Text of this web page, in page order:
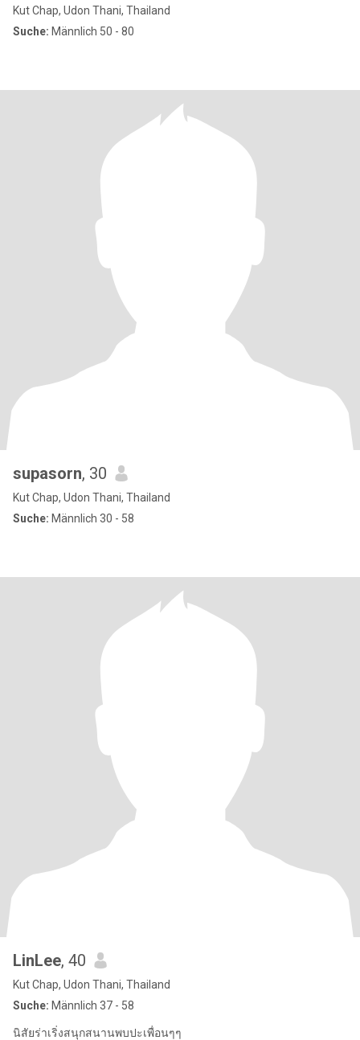
Kut Chap, Udon Thani, Thailand
Suche: Männlich 50 - 80
supasorn, 30
Kut Chap, Udon Thani, Thailand
Suche: Männlich 30 - 58
LinLee, 40
Kut Chap, Udon Thani, Thailand
Suche: Männlich 37 - 58
นิสัยร่าเริ่งสนุกสนานพบปะเพื่อนๆๆ